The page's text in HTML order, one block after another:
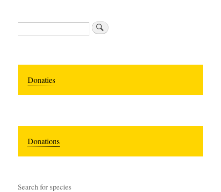
Zoeken
Donaties
Donations
Search for species